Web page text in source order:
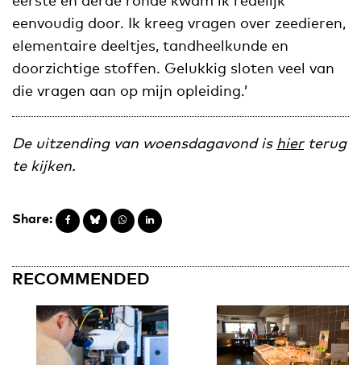
eenvoudig door. Ik kreeg vragen over zeedieren,
elementaire deeltjes, tandheelkunde en
doorzichtige stoffen. Gelukkig sloten veel van
die vragen aan op mijn opleiding.’
De uitzending van woensdagavond is hierterug
te kijken.
Share:
RECOMMENDED